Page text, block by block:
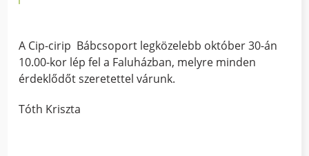
A Cip-cirip Bábcsoport legközelebb október 30-án
10.00-kor lép fel a Faluházban, melyre minden
érdeklődőt szeretettel várunk.
Tóth Kriszta